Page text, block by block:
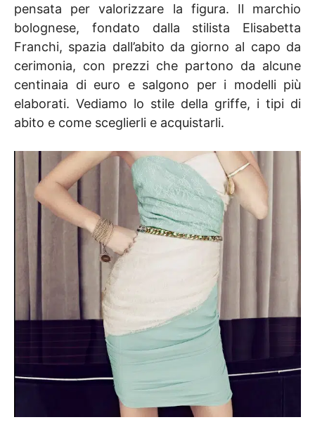
pensata per valorizzare la figura. Il marchio
bolognese, fondato dalla stilista Elisabetta
Franchi, spazia dall’abito da giorno al capo da
cerimonia, con prezzi che partono da alcune
centinaia di euro e salgono per i modelli più
elaborati. Vediamo lo stile della griffe, i tipi di
abito e come sceglierli e acquistarli.